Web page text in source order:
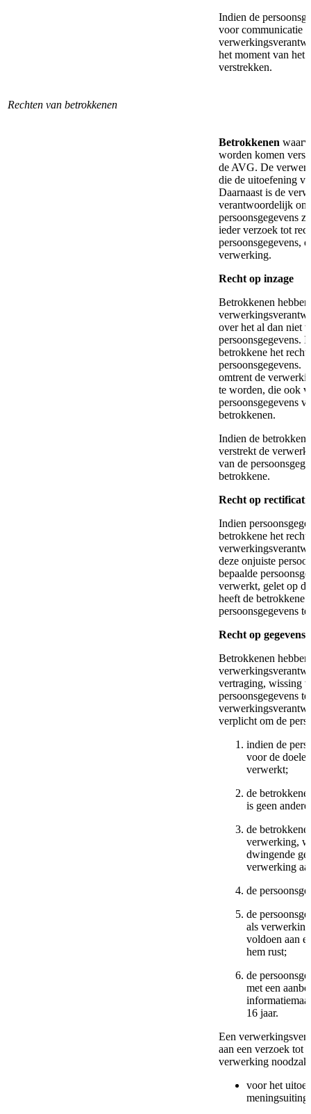
Indien de
voor communicatie
het moment van het
verstrekken.
Rechten van betrokkenen
Betrokkenen
worden komen
de AVG. De
die de uitoefening
Daarnaast is de
verantwoordelijk om
persoonsgegevens
ieder verzoek tot
persoonsgegevens,
verwerking.
Recht op inzage
Betrokkenen
over het al dan niet
persoonsgegevens.
betrokkene het
persoonsgegevens.
omtrent de
te worden, die ook
persoonsgegevens
betrokkenen.
Indien de
verstrekt de
van de
betrokkene.
Recht op
Indien
betrokkene het recht
deze onjuiste
bepaalde
verwerkt, gelet op
heeft de betrokkene
persoonsgegevens
Recht op
Betrokkenen
vertraging, wissing
persoonsgegevens
verplicht om de
indien de
voor de
verwerkt;
de
is geen
de betrokkene
verwerking,
dwingende
verwerking
de
de
als
voldoen aan
hem rust;
de
met een
16 jaar.
Een
aan een verzoek tot
verwerking
voor het